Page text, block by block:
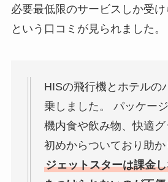
必要最低限のサービスしか受
という口コミが見られました。
HISの飛行機とホテルの
乗しました。 パッケー
機内食や飲み物、快適
初めからついており助か
ジェットスターは課金